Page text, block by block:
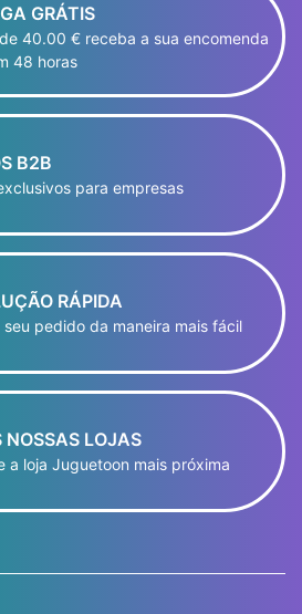
GRÁTIS
40.00 € receba a sua encomenda
48 horas
B2B
para empresas
RÁPIDA
seu pedido da maneira mais fácil
NOSSAS LOJAS
a loja Juguetoon mais próxima